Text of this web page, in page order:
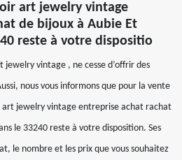
art jewelry vintage
de bijoux à Aubie Et
reste à votre dispositio
vintage , ne cesse d’offrir des
nous vous informons que pour la vente
art jewelry vintage entreprise achat rachat
le 33240 reste à votre disposition. Ses
le nombre et les prix que vous souhaitez